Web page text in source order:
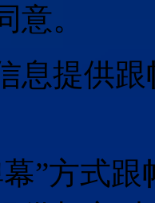
意。
息提供
幕”方式